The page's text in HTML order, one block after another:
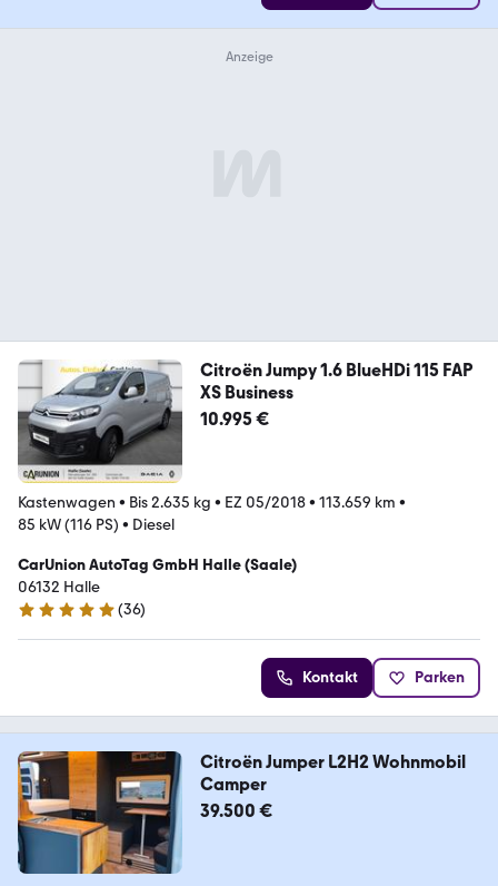
Citroën Jumpy 1.6 BlueHDi 115 FAP
XS Business
10.995 €
Kastenwagen • Bis 2.635 kg • EZ 05/2018• 113.659 km •
85 kW (116 PS) • Diesel
CarUnion AutoTag GmbH Halle (Saale)
06132 Halle
4.8 Sterne
(36)
Kontakt Parken
Citroën Jumper L2H2 Wohnmobil
Camper
39.500 €